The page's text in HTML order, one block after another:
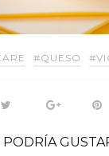
#QUESO